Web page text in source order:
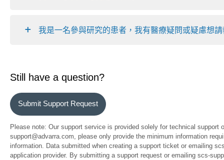
我是一名參與研究的患者，我有醫療疑問或疑慮想請
Still have a question?
Submit Support Request
Please note: Our support service is provided solely for technical
support@advarra.com, please only provide the minimum information
information. Data submitted when creating a support ticket or emailing
application provider. By submitting a support request or emailing scs-